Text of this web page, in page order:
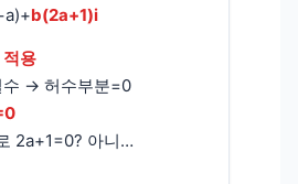
b(2a+1)i
적용
수 → 허수부분=0
2a+1=0? 아니…